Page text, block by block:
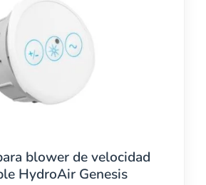
blower de velocidad
HydroAir Genesis